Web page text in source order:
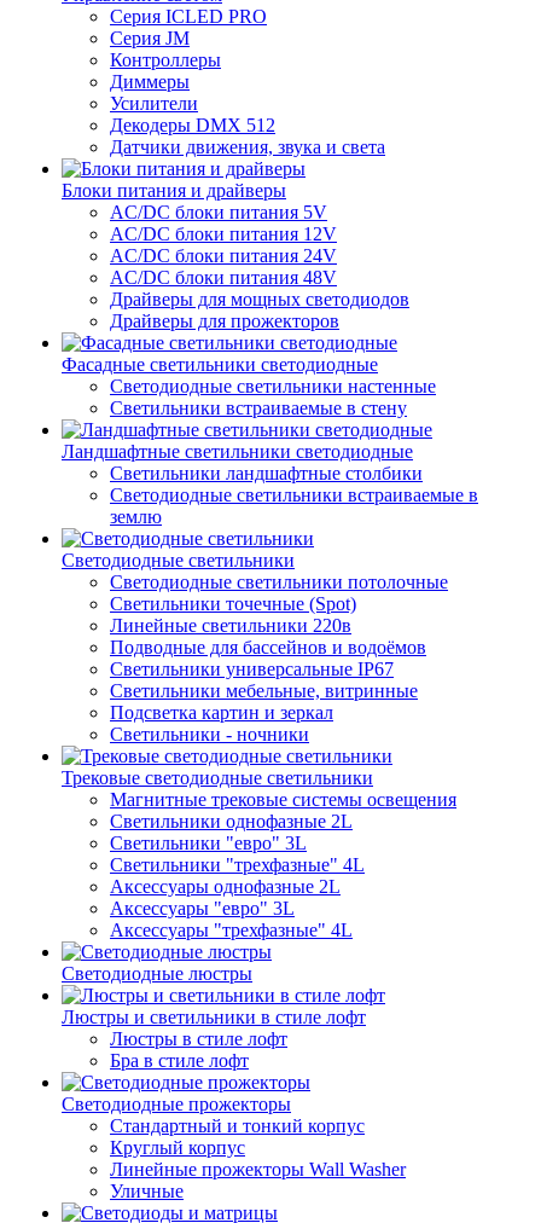
Серия ICLED PRO
Серия JM
Контроллеры
Диммеры
Усилители
Декодеры DMX 512
Датчики движения, звука и света
Блоки питания и драйверы
AC/DC блоки питания 5V
AC/DC блоки питания 12V
AC/DC блоки питания 24V
AC/DC блоки питания 48V
Драйверы для мощных светодиодов
Драйверы для прожекторов
Фасадные светильники светодиодные
Светодиодные светильники настенные
Светильники встраиваемые в стену
Ландшафтные светильники светодиодные
Светильники ландшафтные столбики
Светодиодные светильники встраиваемые в
землю
Светодиодные светильники
Светодиодные светильники потолочные
Светильники точечные (Spot)
Линейные светильники 220в
Подводные для бассейнов и водоёмов
Светильники универсальные IP67
Светильники мебельные, витринные
Подсветка картин и зеркал
Светильники - ночники
Трековые светодиодные светильники
Магнитные трековые системы освещения
Светильники однофазные 2L
Светильники "евро" 3L
Светильники "трехфазные" 4L
Аксессуары однофазные 2L
Аксессуары "евро" 3L
Аксессуары "трехфазные" 4L
Светодиодные люстры
Люстры и светильники в стиле лофт
Люстры в стиле лофт
Бра в стиле лофт
Светодиодные прожекторы
Стандартный и тонкий корпус
Круглый корпус
Линейные прожекторы Wall Washer
Уличные